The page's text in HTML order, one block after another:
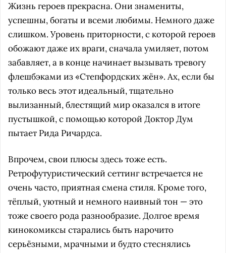
Жизнь героев прекрасна. Они знамениты,
успешны, богаты и всеми любимы. Немного даже
слишком. Уровень приторности, с которой героев
обожают даже их враги, сначала умиляет, потом
забавляет, а в конце начинает вызывать тревогу
флешбэками из «Степфордских жён». Ах, если бы
только весь этот идеальный, тщательно
вылизанный, блестящий мир оказался в итоге
пустышкой, с помощью которой Доктор Дум
пытает Рида Ричардса.
Впрочем, свои плюсы здесь тоже есть.
Ретрофутуристический сеттинг встречается не
очень часто, приятная смена стиля. Кроме того,
тёплый, уютный и немного наивный тон — это
тоже своего рода разнообразие. Долгое время
кинокомиксы старались быть нарочито
серьёзными, мрачными и будто стеснялись